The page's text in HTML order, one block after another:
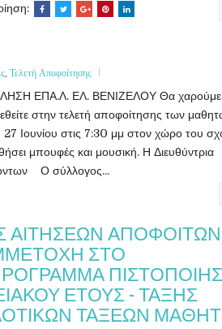
, Τελετή Αποφοίτησης
ΕΠΑ.Λ. ΕΛ. ΒΕΝΙΖΕΛΟΥ Θα χαρούμε
στην τελετή αποφοίτησης των
27 Ιουνίου στις 7:30 μμ στον χώρο του
μπουφές και μουσική. Η
Ο σύλλογος...
ΑΠΟΦΟΙΤΩΝ
ΣΤΟ
ΕΤΟΥΣ - ΤΑΞΗΣ
ΤΑΞΕΩΝ